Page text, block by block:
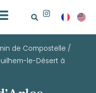
de Compostelle /
le-Désert à